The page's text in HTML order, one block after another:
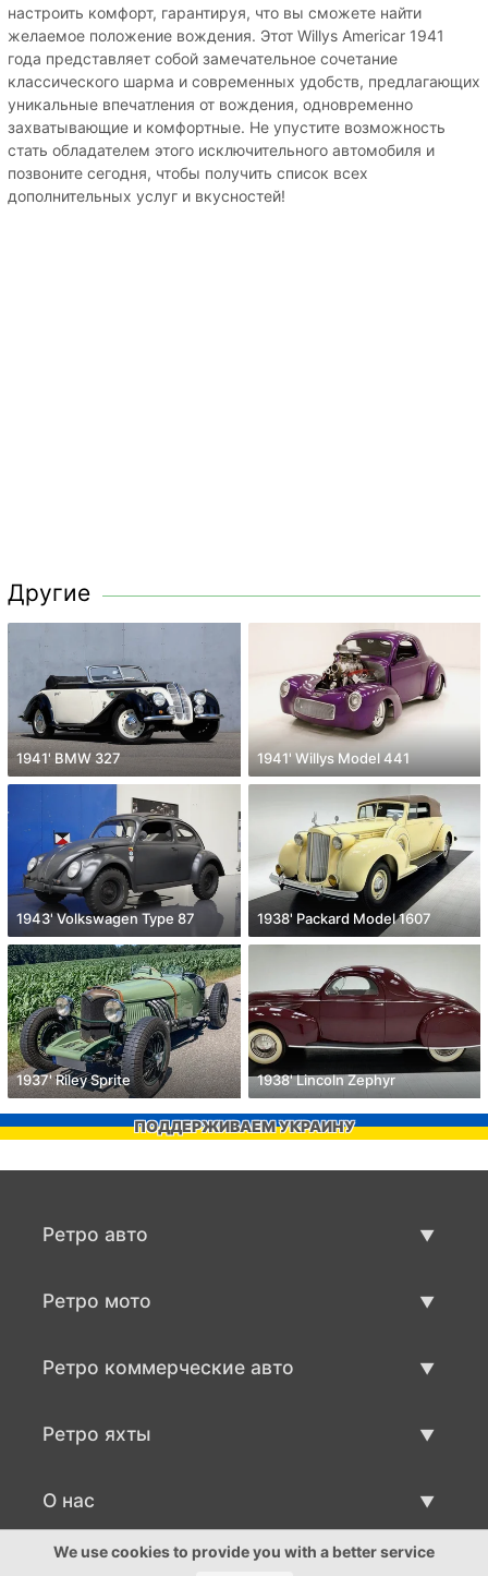
настроить комфорт, гарантируя, что вы сможете найти
желаемое положение вождения. Этот Willys Americar 1941
года представляет собой замечательное сочетание
классического шарма и современных удобств, предлагающих
уникальные впечатления от вождения, одновременно
захватывающие и комфортные. Не упустите возможность
стать обладателем этого исключительного автомобиля и
позвоните сегодня, чтобы получить список всех
дополнительных услуг и вкусностей!
Другие
1941' BMW 327 1941' Willys Model 441
1943' Volkswagen Type 87 1938' Packard Model 1607
1937' Riley Sprite 1938' Lincoln Zephyr
ПОДДЕРЖИВАЕМ УКРАИНУ
Ретро авто
Ретро мото
Ретро коммерческие авто
Ретро яхты
Продать ретро яхту
О нас
О нас
We use cookies to provide you with a better service